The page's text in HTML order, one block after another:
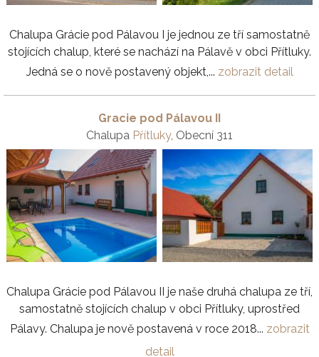
Chalupa Grácie pod Pálavou I je jednou ze tří samostatně
stojících chalup, které se nachází na Pálavě v obci Přítluky.
Jedná se o nově postavený objekt,... zobrazit detail
Gracie pod Pálavou II
Chalupa Přítluky, Obecní 311
Chalupa Grácie pod Pálavou II je naše druhá chalupa ze tří,
samostatně stojících chalup v obci Přítluky, uprostřed
Pálavy. Chalupa je nově postavená v roce 2018... zobrazit
detail